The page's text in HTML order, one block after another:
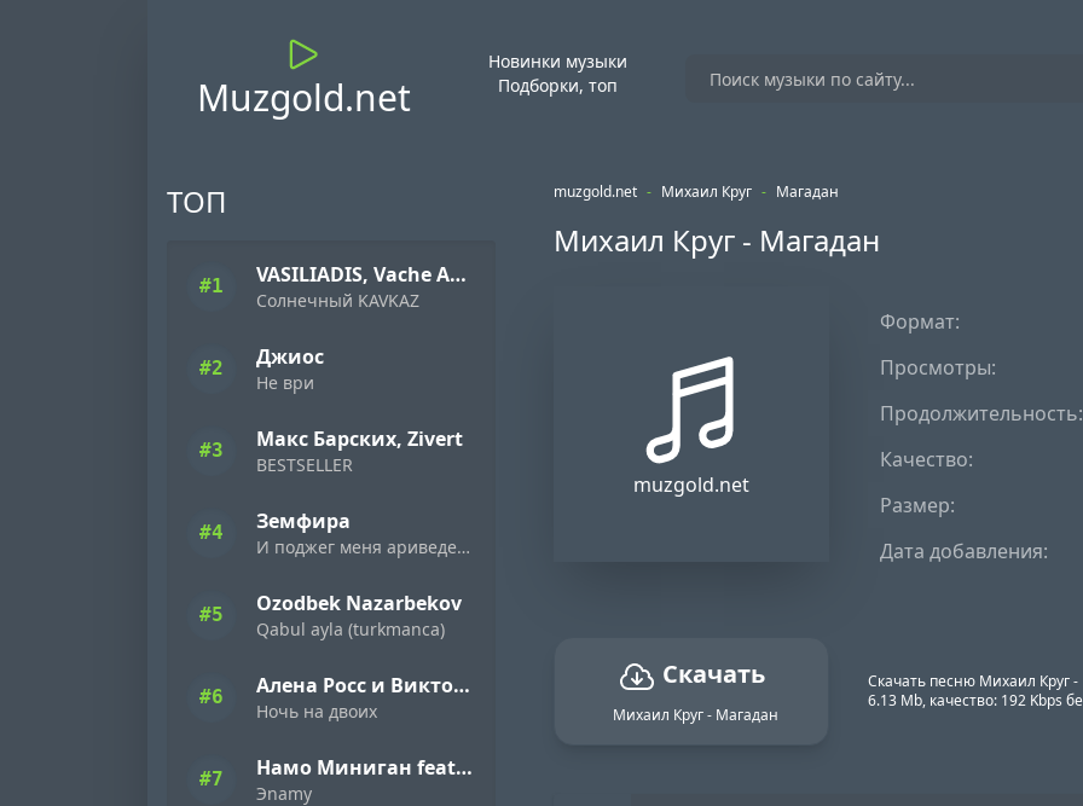
Muzgold.net
Новинки музыки
Подборки, топ
ТОП
#1 VASILIADIS, Vache Amaryan
Солнечный KAVKAZ
#2 Джиос
Не ври
#3 Макс Барских, Zivert
BESTSELLER
#4 Земфира
И поджег меня ариведерчи
#5 Ozodbek Nazarbekov
Qabul ayla (turkmanca)
#6 Алена Росс и Виктор Могилатов
Ночь на двоих
#7 Намо Миниган feat. Miyagi & Эндшпиль
Эnamy
muzgold.net - Михаил Круг - Магадан
Михаил Круг - Магадан
muzgold.net
Формат:
Просмотры:
Продолжительность:
Качество:
Размер:
Дата добавления:
Скачать
Михаил Круг - Магадан
Скачать песню Михаил Круг
6.13 Mb, качество: 192 Kbps